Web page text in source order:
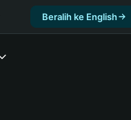
Beralih ke English